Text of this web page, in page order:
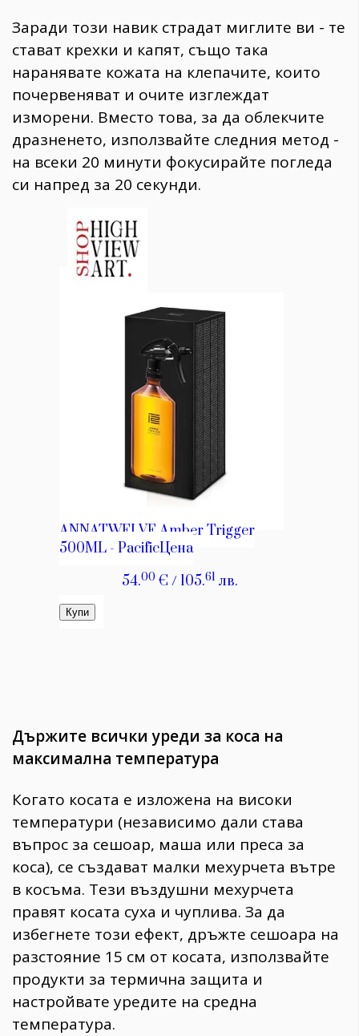
Заради този навик страдат миглите ви - те
стават крехки и капят, също така
наранявате кожата на клепачите, които
почервеняват и очите изглеждат
изморени. Вместо това, за да облекчите
дразненето, използвайте следния метод -
на всеки 20 минути фокусирайте погледа
си напред за 20 секунди.
Държите всички уреди за коса на
максимална температура
Когато косата е изложена на високи
температури (независимо дали става
въпрос за сешоар, маша или преса за
коса), се създават малки мехурчета вътре
в косъма. Тези въздушни мехурчета
правят косата суха и чуплива. За да
избегнете този ефект, дръжте сешоара на
разстояние 15 см от косата, използвайте
продукти за термична защита и
настройвате уредите на средна
температура.